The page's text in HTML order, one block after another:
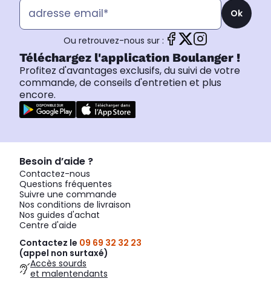
Ok
Ou retrouvez-nous sur :
Téléchargez l'application Boulanger !
Profitez d'avantages exclusifs, du suivi de votre
commande, de conseils d'entretien et plus
encore.
Besoin d’aide ?
Contactez-nous
Questions fréquentes
Suivre une commande
Nos conditions de livraison
Nos guides d'achat
Centre d'aide
Contactez le 09 69 32 32 23
(appel non surtaxé)
Accès sourds
et malentendants